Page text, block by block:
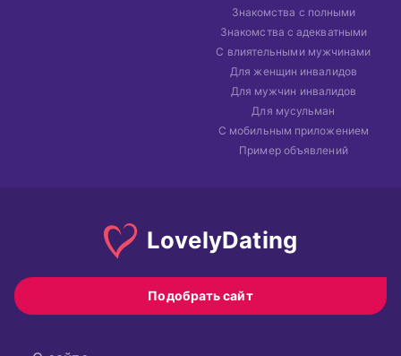
Знакомства с полными
Знакомства с адекватными
С влиятельными мужчинами
Для женщин инвалидов
Для мужчин инвалидов
Для мусульман
С мобильным приложением
Пример объявлений
LovelyDating
Подобрать сайт